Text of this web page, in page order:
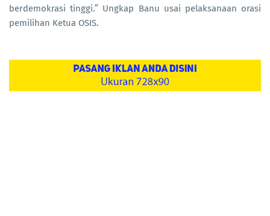
berdemokrasi tinggi.” Ungkap Banu usai pelaksanaan orasi
pemilihan Ketua OSIS.